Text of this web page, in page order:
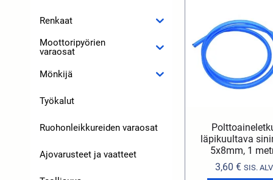
Renkaat
Moottoripyörien
varaosat
Mönkijä
Työkalut
Ruohonleikkureiden varaosat
Ajovarusteet ja vaatteet
läpikuultava
5x8mm, 1
3,60 € SIS. ALV